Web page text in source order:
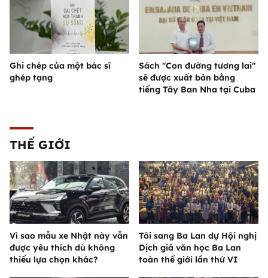
Ghi chép của một bác sĩ
ghép tạng
Sách "Con đường tương lai"
sẽ được xuất bản bằng
tiếng Tây Ban Nha tại Cuba
THẾ GIỚI
Vì sao mẫu xe Nhật này vẫn
được yêu thích dù không
thiếu lựa chọn khác?
Tôi sang Ba Lan dự Hội nghị
Dịch giả văn học Ba Lan
toàn thế giới lần thứ VI